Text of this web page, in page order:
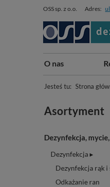
OSS sp. z o.o. Adres:
O nas
Jesteś tu: Strona
Asortyment
Dezynfekcja,
Dezynfekcja ▸
Dezynfekcja rąk i
Odkażanie ran